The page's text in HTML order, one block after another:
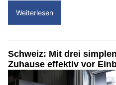
Weiterlesen
Schweiz: Mit drei
Zuhause effektiv vor